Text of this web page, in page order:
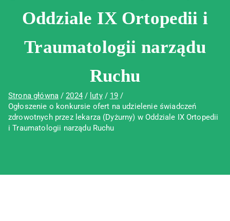
Oddziale IX Ortopedii i
Traumatologii narządu
Ruchu
Strona główna 2024 luty
19
Ogłoszenie o konkursie ofert na udzielenie świadczeń
zdrowotnych przez lekarza (Dyżurny) w Oddziale IX Ortopedii
i Traumatologii narządu Ruchu